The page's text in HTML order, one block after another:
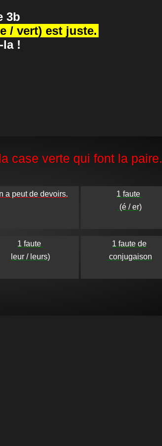
3b
/ vert) est juste.
la !
case verte qui font la paire.
a peut de devoirs.
1 faute
(é / er)
1 faute
leur / leurs)
1 faute de
conjugaison